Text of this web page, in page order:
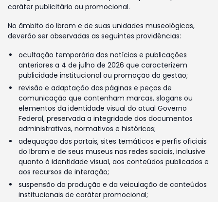
caráter publicitário ou promocional.
No âmbito do Ibram e de suas unidades museológicas,
deverão ser observadas as seguintes providências:
ocultação temporária das notícias e publicações
anteriores a 4 de julho de 2026 que caracterizem
publicidade institucional ou promoção da gestão;
revisão e adaptação das páginas e peças de
comunicação que contenham marcas, slogans ou
elementos da identidade visual do atual Governo
Federal, preservada a integridade dos documentos
administrativos, normativos e históricos;
adequação dos portais, sites temáticos e perfis oficiais
do Ibram e de seus museus nas redes sociais, inclusive
quanto à identidade visual, aos conteúdos publicados e
aos recursos de interação;
suspensão da produção e da veiculação de conteúdos
institucionais de caráter promocional;